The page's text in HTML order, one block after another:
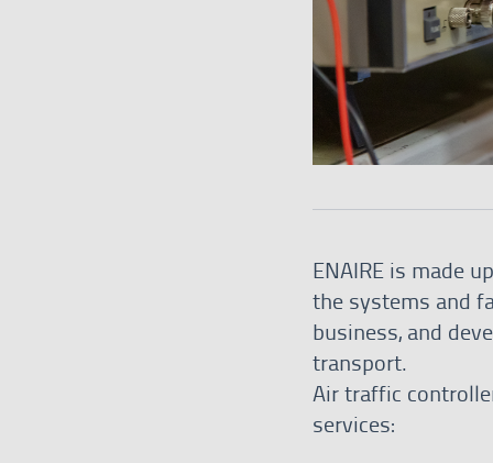
ENAIRE is made
the systems and
business, and
transport.
Air traffic
services: